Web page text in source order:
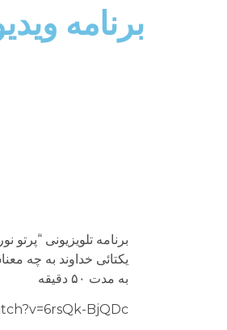
برنامه
برنامه تلويزيونى “پرتو نور”
يكتائى خداوند به چه
به مدت ۵۰ دقيقه
BjQDc